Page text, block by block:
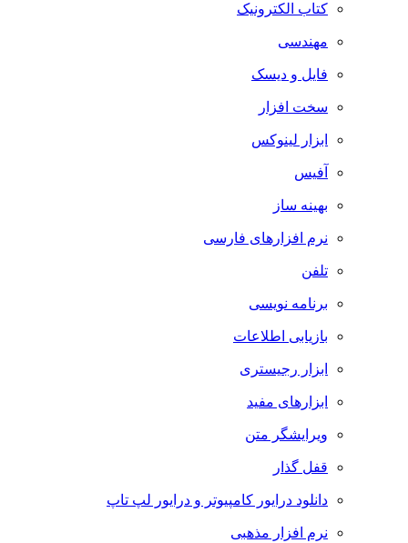
کتاب الکترونیک
مهندسی
فایل و دیسک
سخت افزار
ابزار لینوکس
آفیس
بهینه ساز
نرم افزارهای فارسی
تلفن
برنامه نویسی
بازیابی اطلاعات
ابزار رجیستری
ابزارهای مفید
ویرایشگر متن
قفل گذار
دانلود درایور کامپیوتر و درایور لپ تاپ
نرم افزار مذهبی